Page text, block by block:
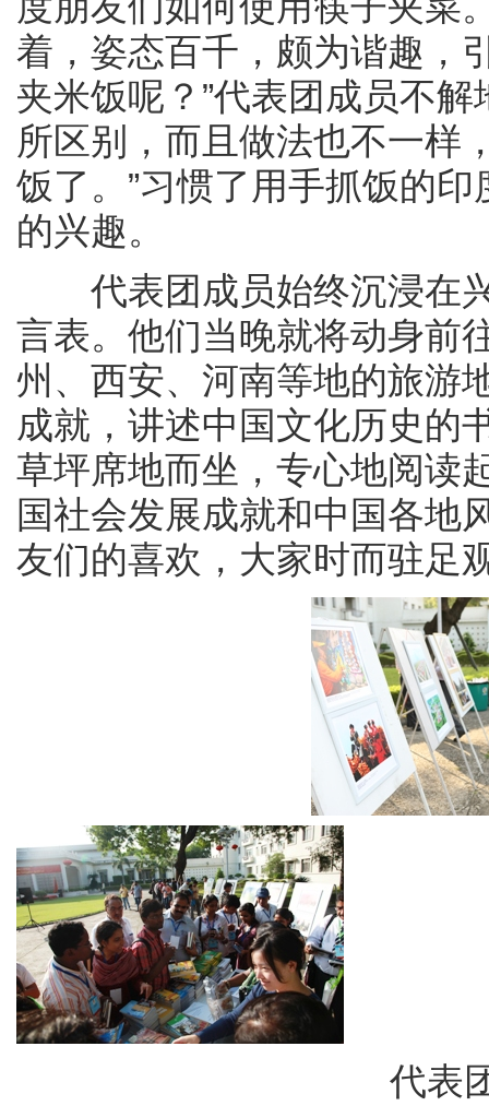
着，姿态百千，颇为谐趣，
夹米饭呢？”代表团成员不
所区别，而且做法也不一样
饭了。”习惯了用手抓饭的
的兴趣。
代表团成员始终沉浸在兴
言表。他们当晚就将动身前
州、西安、河南等地的旅游
成就，讲述中国文化历史的
草坪席地而坐，专心地阅读
国社会发展成就和中国各地
友们的喜欢，大家时而驻足
代表团成员驻